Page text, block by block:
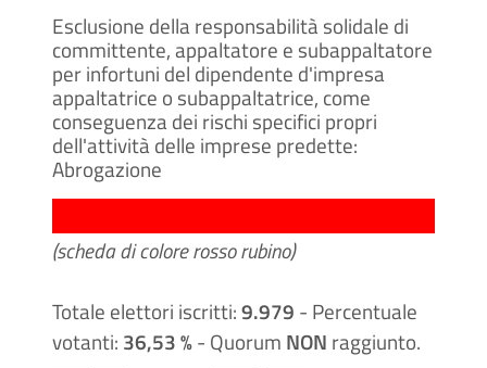
Esclusione della responsabilità solidale di
committente, appaltatore e subappaltatore
per infortuni del dipendente d'impresa
appaltatrice o subappaltatrice, come
conseguenza dei rischi specifici propri
dell'attività delle imprese predette:
Abrogazione
(scheda di colore rosso rubino)
Totale elettori iscritti:9.979 - Percentuale
votanti: 36,53 %- Quorum NON raggiunto.